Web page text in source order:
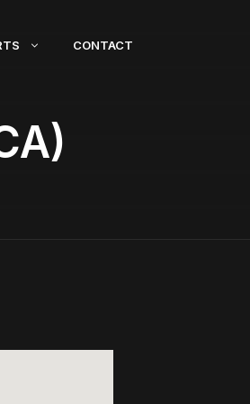
CONTACT